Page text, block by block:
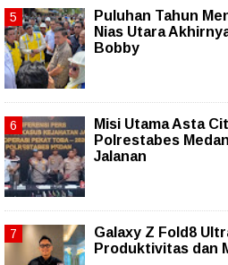
Puluhan Tahun
Nias Utara
Bobby
Misi Utama Asta
Polrestabes
Jalanan
Galaxy Z Fold8
Produktivitas dan